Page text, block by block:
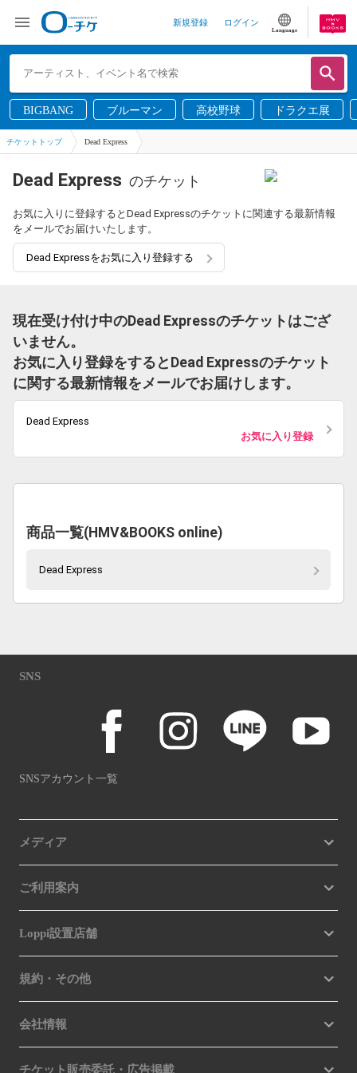
新規登録 ログイン
Language
BIGBANG ブルーマン 高校野球 ドラクエ展
チケットトップ Dead Express
Dead Express のチケット
お気に入りに登録するとDead Expressのチケットに関連する最新情報
をメールでお届けいたします。
Dead Expressをお気に入り登録する
現在受け付け中のDead Expressのチケットはござ
いません。
お気に入り登録をするとDead Expressのチケット
に関する最新情報をメールでお届けします。
Dead Express
お気に入り登録
商品一覧(HMV&BOOKS online)
Dead Express
SNS
SNSアカウント一覧
メディア
ご利用案内
Loppi設置店舗
規約・その他
会社情報
チケット販売委託・広告掲載